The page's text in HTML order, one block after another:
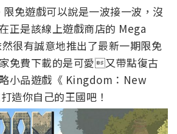
免遊戲可以說是一波接一波，沒
正是該線上遊戲商店的 Mega
很有誠意地推出了最新一期限免
免費下載的是可愛又帶點復古
小品遊戲《 Kingdom：New
造你自己的王國吧！